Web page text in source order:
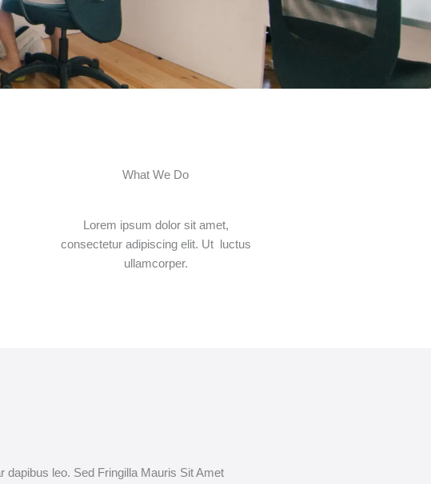
What We Do
Lorem ipsum dolor sit amet,
consectetur adipiscing elit. Ut luctus
ullamcorper.
leo. Sed Fringilla Mauris Sit Amet